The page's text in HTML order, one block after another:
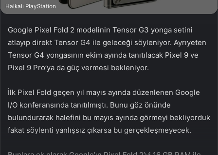
n
e
r
m
Halkalı PlayStation
Google Pixel Fold 2 modelinin Tensor G3 yonga setini
atlayıp direkt Tensor G4 ile geleceği söyleniyor. Ayrıyeten
Tensor G4 yongasının ekim ayında tanıtılacak Pixel 9 ve
Pixel 9 Pro’ya da güç vermesi bekleniyor.
İlk Pixel Fold geçen yıl mayıs ayında düzenlenen Google
I/O konferansında tanıtılmıştı. Bunu göz önünde
bulundurarak halefini bu mayıs ayında görmeyi bekliyorduk
fakat söylenti yanlışsız çıkarsa bu gerçekleşmeyecek.